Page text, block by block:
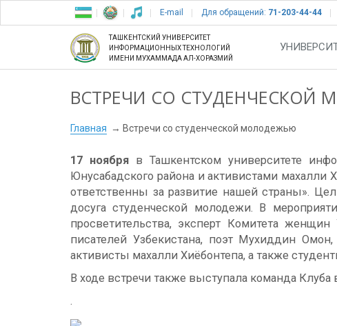
E-mail Для обращений: 71-203-44-44
ТАШКЕНТСКИЙ УНИВЕРСИТЕТ
ИНФОРМАЦИОННЫХ ТЕХНОЛОГИЙ
ИМЕНИ МУХАММАДА АЛ-ХОРАЗМИЙ
ВСТРЕЧИ СО СТУДЕНЧЕСКОЙ
Главная Встречи со студенческой молодежью
17 ноября в Ташкентском университете
Юнусабадского района и активистами махалли
ответственны за развитие нашей страны».
досуга студенческой молодежи. В
просветительства, эксперт Комитета
писателей Узбекистана, поэт Муxиддин
активисты махалли Xиёбонтепа, а также
В ходе встречи также выступала команда
.